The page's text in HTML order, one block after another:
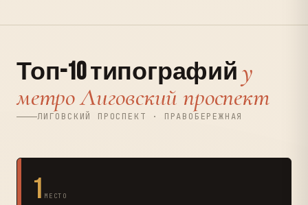
Топ-10 типографийу
метро Лиговский проспект
ЛИГОВСКИЙ ПРОСПЕКТ · ПРАВОБЕРЕЖНАЯ
1 МЕСТО